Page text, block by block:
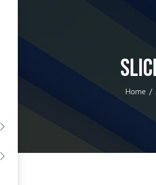
Home /